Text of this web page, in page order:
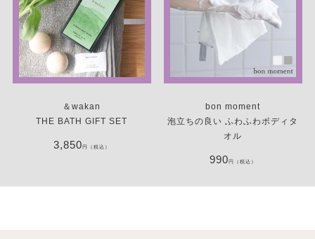
＆wakan
THE BATH GIFT SET
3,850円（税込）
bon moment
泡立ちの良い ふわふわボディタ
オル
990円（税込）